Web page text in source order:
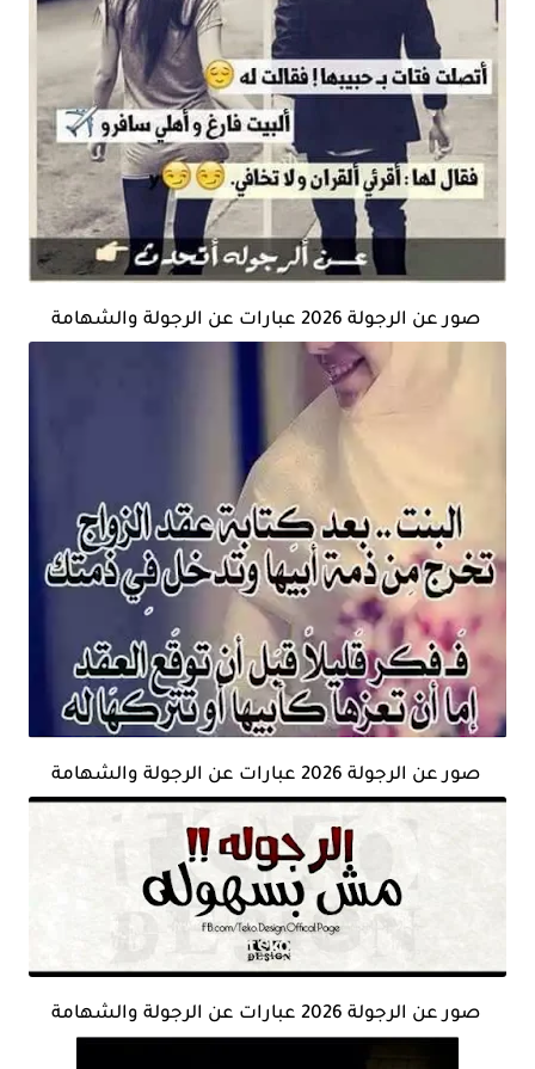
صور عن الرجولة 2026 عبارات عن الرجولة والشهامة
صور عن الرجولة 2026 عبارات عن الرجولة والشهامة
صور عن الرجولة 2026 عبارات عن الرجولة والشهامة